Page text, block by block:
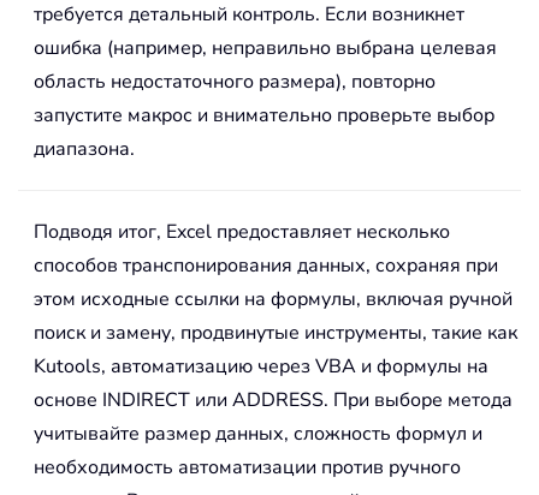
требуется детальный контроль. Если возникнет
ошибка (например, неправильно выбрана целевая
область недостаточного размера), повторно
запустите макрос и внимательно проверьте выбор
диапазона.
Подводя итог, Excel предоставляет несколько
способов транспонирования данных, сохраняя при
этом исходные ссылки на формулы, включая ручной
поиск и замену, продвинутые инструменты, такие как
Kutools, автоматизацию через VBA и формулы на
основе INDIRECT или ADDRESS. При выборе метода
учитывайте размер данных, сложность формул и
необходимость автоматизации против ручного